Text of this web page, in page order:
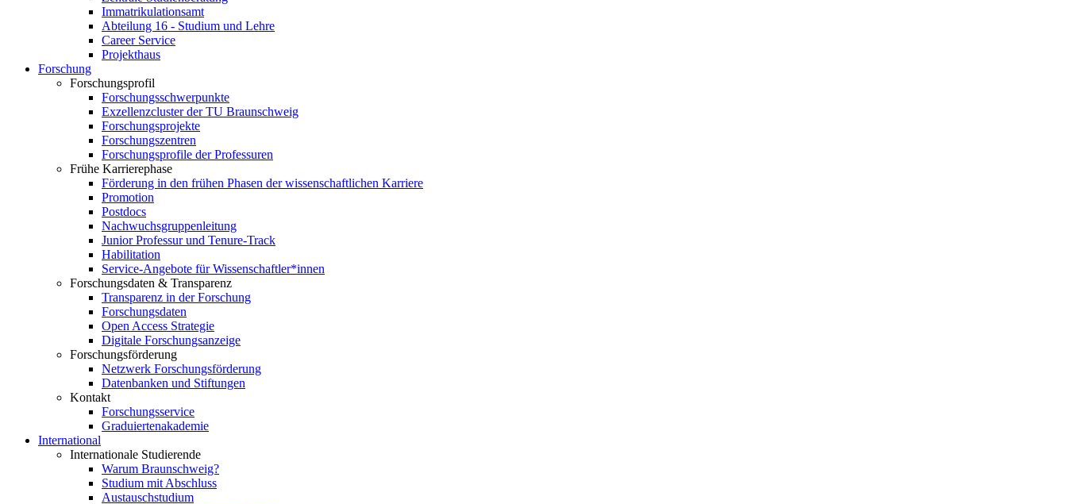
Immatrikulationsamt
Abteilung 16 - Studium und Lehre
Career Service
Projekthaus
Forschung
Forschungsprofil
Forschungsschwerpunkte
Exzellenzcluster der TU Braunschweig
Forschungsprojekte
Forschungszentren
Forschungsprofile der Professuren
Frühe Karrierephase
Förderung in den frühen Phasen der wissenschaftlichen Karriere
Promotion
Postdocs
Nachwuchsgruppenleitung
Junior Professur und Tenure-Track
Habilitation
Service-Angebote für Wissenschaftler*innen
Forschungsdaten & Transparenz
Transparenz in der Forschung
Forschungsdaten
Open Access Strategie
Digitale Forschungsanzeige
Forschungsförderung
Netzwerk Forschungsförderung
Datenbanken und Stiftungen
Kontakt
Forschungsservice
Graduiertenakademie
International
Internationale Studierende
Warum Braunschweig?
Studium mit Abschluss
Austauschstudium